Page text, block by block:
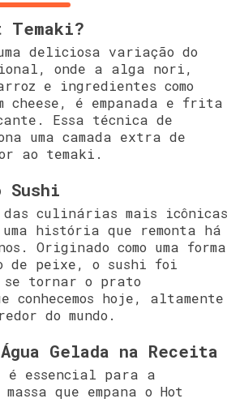
Temaki?
deliciosa variação do
onde a alga nori,
e ingredientes como
cheese, é empanada e frita
Essa técnica de
uma camada extra de
ao temaki.
Sushi
das culinárias mais icônicas
uma história que remonta há
Originado como uma forma
de peixe, o sushi foi
se tornar o prato
conhecemos hoje, altamente
do mundo.
Gelada na Receita
é essencial para a
que empana o Hot